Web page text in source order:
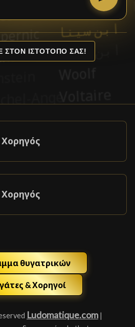
ΣΤΟΝ ΙΣΤΌΤΟΠΌ ΣΑΣ!
Χορηγός
Χορηγός
θυγατρικών
& Χορηγοί
Ludomatique.com |